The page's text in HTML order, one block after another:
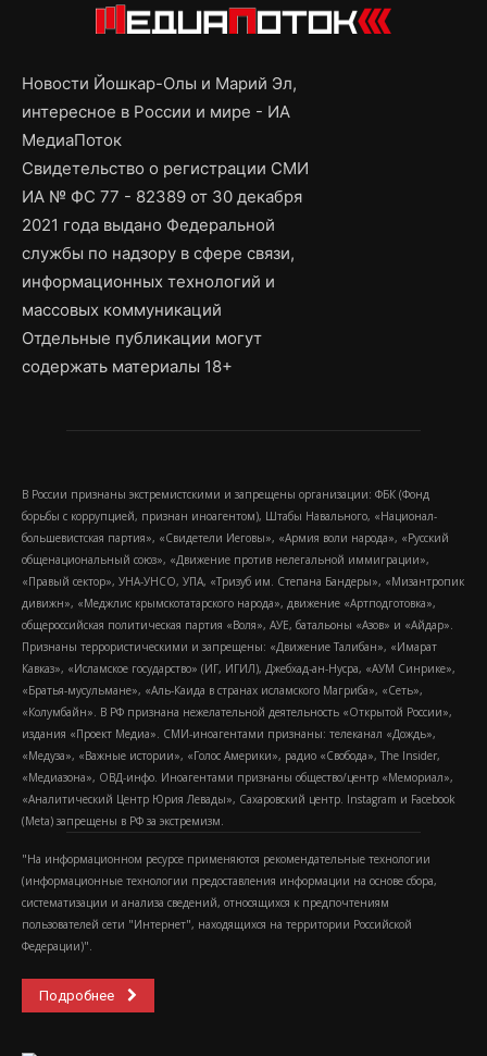
Новости Йошкар-Олы и Марий Эл,
интересное в России и мире - ИА
МедиаПоток
Свидетельство о регистрации СМИ
ИА № ФС 77 - 82389 от 30 декабря
2021 года выдано Федеральной
службы по надзору в сфере связи,
информационных технологий и
массовых коммуникаций
Отдельные публикации могут
содержать материалы 18+
В России признаны экстремистскими и запрещены организации: ФБК (Фонд
борьбы с коррупцией, признан иноагентом), Штабы Навального, «Национал-
большевистская партия», «Свидетели Иеговы», «Армия воли народа», «Русский
общенациональный союз», «Движение против нелегальной иммиграции»,
«Правый сектор», УНА-УНСО, УПА, «Тризуб им. Степана Бандеры», «Мизантропик
дивижн», «Меджлис крымскотатарского народа», движение «Артподготовка»,
общероссийская политическая партия «Воля», АУЕ, батальоны «Азов» и «Айдар».
Признаны террористическими и запрещены: «Движение Талибан», «Имарат
Кавказ», «Исламское государство» (ИГ, ИГИЛ), Джебхад-ан-Нусра, «АУМ Синрике»,
«Братья-мусульмане», «Аль-Каида в странах исламского Магриба», «Сеть»,
«Колумбайн». В РФ признана нежелательной деятельность «Открытой России»,
издания «Проект Медиа». СМИ-иноагентами признаны: телеканал «Дождь»,
«Медуза», «Важные истории», «Голос Америки», радио «Свобода», The Insider,
«Медиазона», ОВД-инфо. Иноагентами признаны общество/центр «Мемориал»,
«Аналитический Центр Юрия Левады», Сахаровский центр. Instagram и Facebook
(Metа) запрещены в РФ за экстремизм.
"На информационном ресурсе применяются рекомендательные технологии
(информационные технологии предоставления информации на основе сбора,
систематизации и анализа сведений, относящихся к предпочтениям
пользователей сети "Интернет", находящихся на территории Российской
Федерации)".
Подробнее